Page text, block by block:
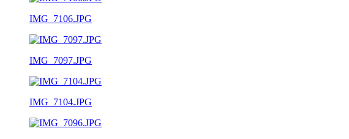
IMG_7106.JPG
IMG_7097.JPG
IMG_7104.JPG